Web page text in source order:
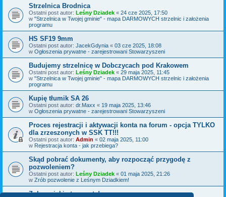
Strzelnica Brodnica
Ostatni post autor: Leśny Dziadek « 24 cze 2025, 17:50
w "Strzelnica w Twojej gminie" - mapa DARMOWYCH strzelnic i założenia
programu
HS SF19 9mm
Ostatni post autor: JacekGdynia « 03 cze 2025, 18:08
w Ogłoszenia prywatne - zarejestrowani Stowarzyszeni
Budujemy strzelnicę w Dobczycach pod Krakowem
Ostatni post autor: Leśny Dziadek « 29 maja 2025, 11:45
w "Strzelnica w Twojej gminie" - mapa DARMOWYCH strzelnic i założenia
programu
Kupię tłumik SA 26
Ostatni post autor: dr.Maxx « 19 maja 2025, 13:46
w Ogłoszenia prywatne - zarejestrowani Stowarzyszeni
Proces rejestracji i aktywacji konta na forum - opcja TYLKO
dla zrzeszonych w SSK TT!!!
Ostatni post autor: Admin « 02 maja 2025, 11:00
w Rejestracja konta - jak przebiega?
Skąd pobrać dokumenty, aby rozpocząć przygodę z
pozwoleniem?
Ostatni post autor: Leśny Dziadek « 01 maja 2025, 21:26
w Zrób pozwolenie z Leśnym Dziadkiem!
Zobacz jakie to proste!